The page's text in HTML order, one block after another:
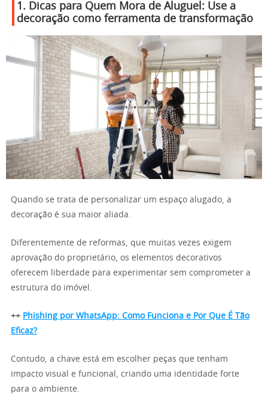
1. Dicas para Quem Mora de Aluguel: Use a
decoração como ferramenta de transformação
Quando se trata de personalizar um espaço alugado, a
decoração é sua maior aliada.
Diferentemente de reformas, que muitas vezes exigem
aprovação do proprietário, os elementos decorativos
oferecem liberdade para experimentar sem comprometer a
estrutura do imóvel.
++ Phishing por WhatsApp: Como Funciona e Por Que É Tão
Eficaz?
Contudo, a chave está em escolher peças que tenham
impacto visual e funcional, criando uma identidade forte
para o ambiente.